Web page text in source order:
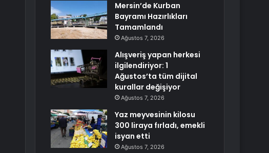
Mersin’de Kurban
Bayramı Hazırlıkları
Tamamlandı
Ağustos 7, 2026
Alışveriş yapan herkesi
ilgilendiriyor: 1
Ağustos’ta tüm dijital
kurallar değişiyor
Ağustos 7, 2026
Yaz meyvesinin kilosu
300 liraya fırladı, emekli
isyan etti
Ağustos 7, 2026